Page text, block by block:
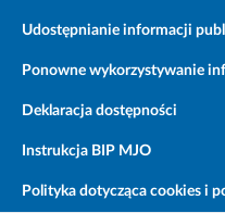
Udostępnianie informacji
Ponowne wykorzystywanie
Deklaracja dostępności
Instrukcja BIP MJO
Polityka dotycząca cookies i